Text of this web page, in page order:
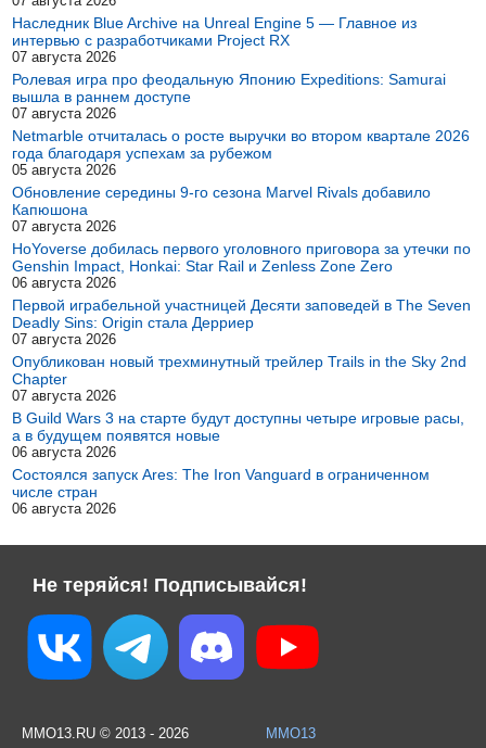
Наследник Blue Archive на Unreal Engine 5 — Главное из
интервью с разработчиками Project RX
07 августа 2026
Ролевая игра про феодальную Японию Expeditions: Samurai
вышла в раннем доступе
07 августа 2026
Netmarble отчиталась о росте выручки во втором квартале 2026
года благодаря успехам за рубежом
05 августа 2026
Обновление середины 9-го сезона Marvel Rivals добавило
Капюшона
07 августа 2026
HoYoverse добилась первого уголовного приговора за утечки по
Genshin Impact, Honkai: Star Rail и Zenless Zone Zero
06 августа 2026
Первой играбельной участницей Десяти заповедей в The Seven
Deadly Sins: Origin стала Дерриер
07 августа 2026
Опубликован новый трехминутный трейлер Trails in the Sky 2nd
Chapter
07 августа 2026
В Guild Wars 3 на старте будут доступны четыре игровые расы,
а в будущем появятся новые
06 августа 2026
Состоялся запуск Ares: The Iron Vanguard в ограниченном
числе стран
06 августа 2026
Не теряйся! Подписывайся!
MMO13.RU © 2013 - 2026 MMO13